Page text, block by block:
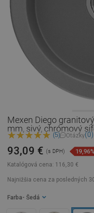
Mexen Diego
mm, sivý, chrómový
(5) Otázky(0)
Katalógová cena: 116,30 €
93,09 € (s DPH)
Najnižšia cena za posledných
Farba - Šedá